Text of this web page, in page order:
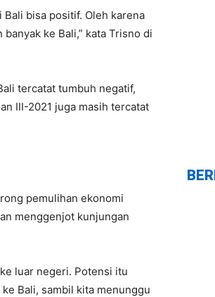
bisa positif. Oleh karena
ke Bali,” kata Trisno di
tercatat tumbuh negatif,
III-2021 juga masih tercatat
pemulihan ekonomi
menggenjot kunjungan
luar negeri. Potensi itu
Bali, sambil kita menunggu